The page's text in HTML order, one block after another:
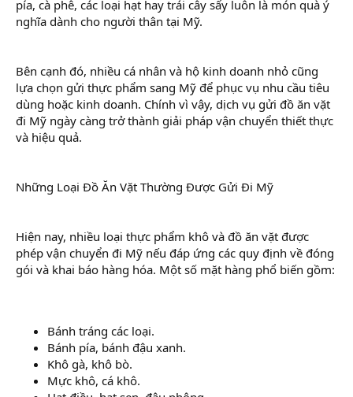
pía, cà phê, các loại hạt hay trái cây sấy luôn là món quà ý
nghĩa dành cho người thân tại Mỹ.
Bên cạnh đó, nhiều cá nhân và hộ kinh doanh nhỏ cũng
lựa chọn gửi thực phẩm sang Mỹ để phục vụ nhu cầu tiêu
dùng hoặc kinh doanh. Chính vì vậy, dịch vụ gửi đồ ăn vặt
đi Mỹ ngày càng trở thành giải pháp vận chuyển thiết thực
và hiệu quả.
Những Loại Đồ Ăn Vặt Thường Được Gửi Đi Mỹ
Hiện nay, nhiều loại thực phẩm khô và đồ ăn vặt được
phép vận chuyển đi Mỹ nếu đáp ứng các quy định về đóng
gói và khai báo hàng hóa. Một số mặt hàng phổ biến gồm:
Bánh tráng các loại.
Bánh pía, bánh đậu xanh.
Khô gà, khô bò.
Mực khô, cá khô.